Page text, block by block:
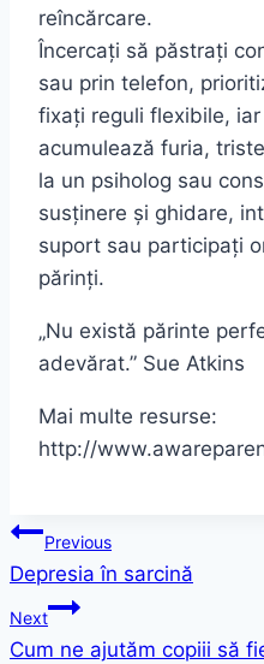
reîncărcare.
Încercați să păstrați
sau prin telefon,
fixați reguli flexibile,
acumulează furia,
la un psiholog sau
susținere și ghidare,
suport sau participați
părinți.
„Nu există părinte
adevărat.” Sue Atkins
Mai multe resurse:
http://
Navigare
în
articole
Previous
Depresia în sarcină
Next
Cum ne ajutăm copiii să